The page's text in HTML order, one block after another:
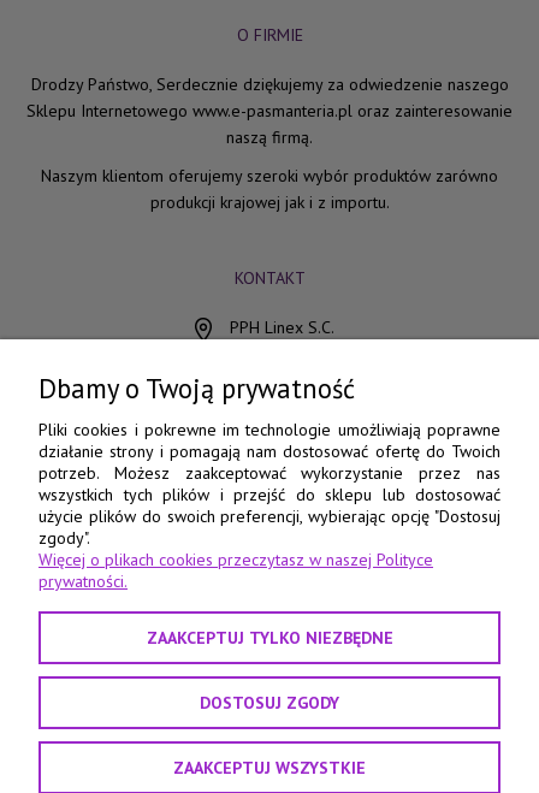
O FIRMIE
Drodzy Państwo, Serdecznie dziękujemy za odwiedzenie naszego
Sklepu Internetowego www.e-pasmanteria.pl oraz zainteresowanie
naszą firmą.
Naszym klientom oferujemy szeroki wybór produktów zarówno
produkcji krajowej jak i z importu.
KONTAKT
PPH Linex S.C.
85-078 Bydgoszcz
798 560 760
52 345 73 17
e-pasmanteria@e-pasmanteria.home.pl
8:00 - 16:00
Dbamy o Twoją prywatność
Pliki cookies i pokrewne im technologie umożliwiają poprawne
działanie strony i pomagają nam dostosować ofertę do Twoich
potrzeb. Możesz zaakceptować wykorzystanie przez nas
wszystkich tych plików i przejść do sklepu lub dostosować
użycie plików do swoich preferencji, wybierając opcję "Dostosuj
zgody".
Więcej o plikach cookies przeczytasz w naszej Polityce
prywatności.
ZAAKCEPTUJ TYLKO NIEZBĘDNE
DOSTOSUJ ZGODY
ZAAKCEPTUJ WSZYSTKIE